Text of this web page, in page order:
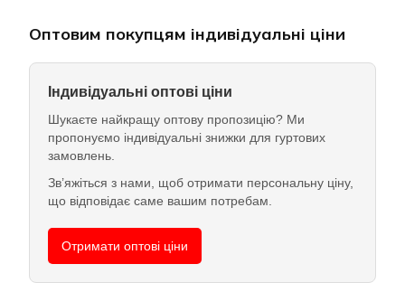
Оптовим покупцям індивідуальні ціни
Індивідуальні оптові ціни
Шукаєте найкращу оптову пропозицію? Ми
пропонуємо індивідуальні знижки для гуртових
замовлень.
Зв’яжіться з нами, щоб отримати персональну ціну,
що відповідає саме вашим потребам.
Отримати оптові ціни